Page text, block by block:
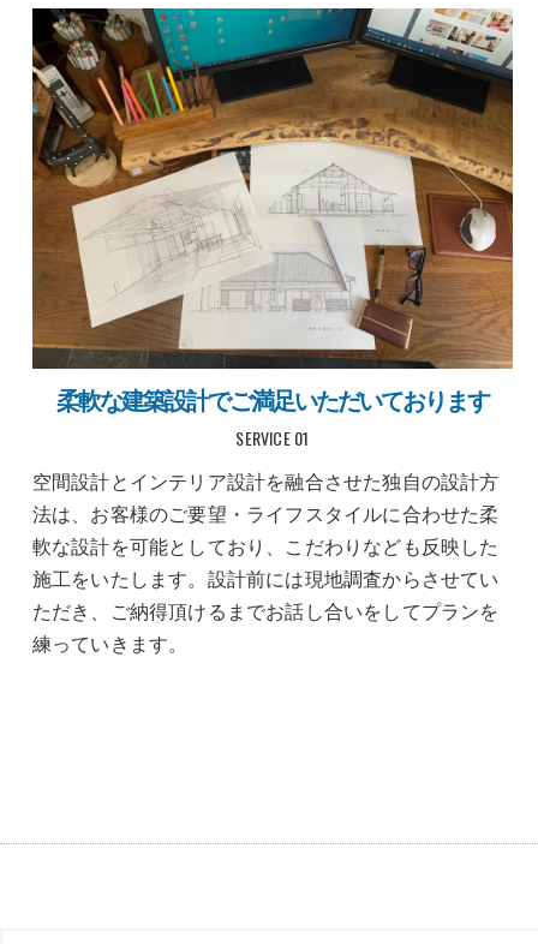
柔軟な建築設計でご満足いただいております
SERVICE 01
空間設計とインテリア設計を融合させた独自の設計方
法は、お客様のご要望・ライフスタイルに合わせた柔
軟な設計を可能としており、こだわりなども反映した
施工をいたします。設計前には現地調査からさせてい
ただき、ご納得頂けるまでお話し合いをしてプランを
練っていきます。